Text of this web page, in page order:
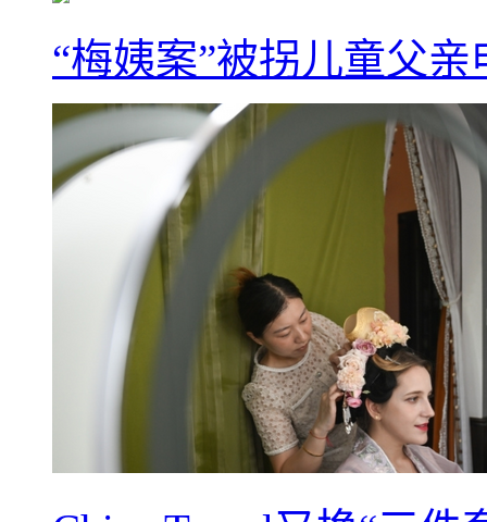
“梅姨案”被拐儿童父